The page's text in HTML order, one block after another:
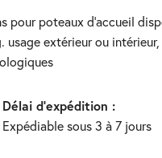
usage extérieur ou
Délai d'expédition :
Expédiable sous 3 à 7 jours